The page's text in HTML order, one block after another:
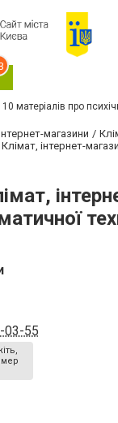
10 матеріалів про
магазини
інтернет-
03-55